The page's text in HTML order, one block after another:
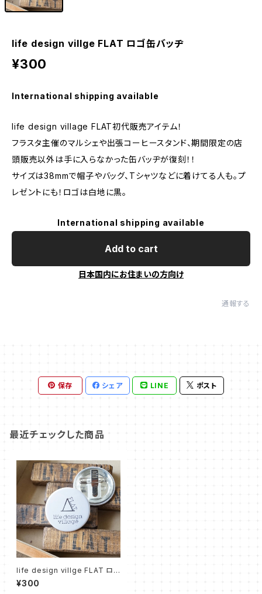
life design villge FLAT ロゴ缶バッヂ
¥300
International shipping available
life design village FLAT初代販売アイテム！
フラスタ主催のマルシェや出張コーヒースタンド、期間限定の店
頭販売以外は手に入らなかった缶バッヂが復刻！！
サイズは38mmで帽子やバッグ、Tシャツなどに着けてる人も。プ
レゼントにも！ロゴは白地に黒。
International shipping available
Add to cart
日本国内にお住まいの方向け
通報する
保存 シェア LINE ポスト
最近チェックした商品
life design villge FLAT ロゴ
缶バッヂ
¥300